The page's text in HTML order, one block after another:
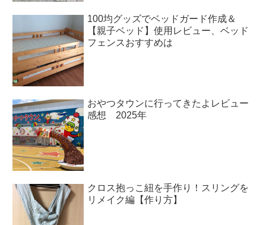
100均グッズでベッドガード作成＆
【親子ベッド】使用レビュー、ベッド
フェンスおすすめは
おやつタウンに行ってきたよレビュー
感想 2025年
クロス抱っこ紐を手作り！スリングを
リメイク編【作り方】